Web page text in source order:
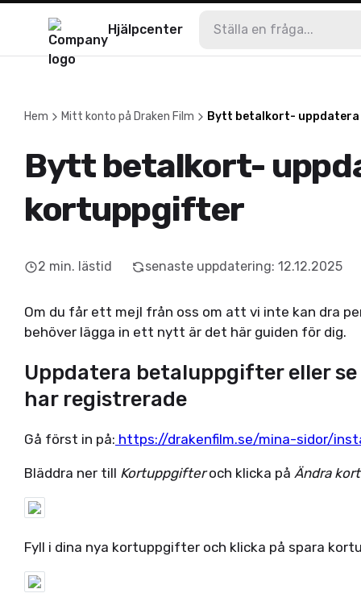
Hjälpcenter
Hem Mitt konto på Draken Film Bytt betalkort-
Bytt betalkort-
kortuppgifter
2 min. lästid senaste uppdatering: 12.12.2025
Om du får ett mejl från oss om att vi inte kan dra
behöver lägga in ett nytt är det här guiden för dig.
Uppdatera betaluppgifter eller
har registrerade
Gå först in på: https://drakenfilm.se/mina-sidor/
Bläddra ner till Kortuppgifteroch klicka på Ändra
Fyll i dina nya kortuppgifter och klicka på spara